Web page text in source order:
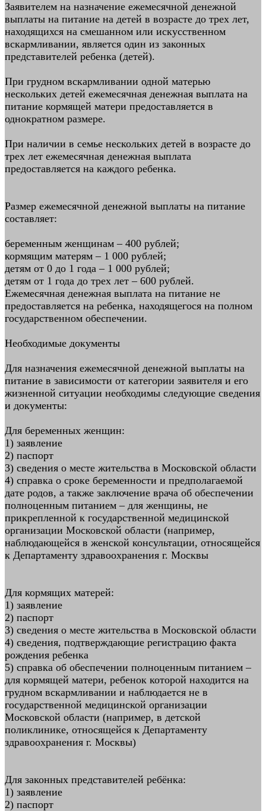
Заявителем на назначение ежемесячной денежной
выплаты на питание на детей в возрасте до трех лет,
находящихся на смешанном или искусственном
вскармливании, является один из законных
представителей ребенка (детей).
При грудном вскармливании одной матерью
нескольких детей ежемесячная денежная выплата на
питание кормящей матери предоставляется в
однократном размере.
При наличии в семье нескольких детей в возрасте до
трех лет ежемесячная денежная выплата
предоставляется на каждого ребенка.
Размер ежемесячной денежной выплаты на питание
составляет:
беременным женщинам – 400 рублей;
кормящим матерям – 1 000 рублей;
детям от 0 до 1 года – 1 000 рублей;
детям от 1 года до трех лет – 600 рублей.
Ежемесячная денежная выплата на питание не
предоставляется на ребенка, находящегося на полном
государственном обеспечении.
Необходимые документы
Для назначения ежемесячной денежной выплаты на
питание в зависимости от категории заявителя и его
жизненной ситуации необходимы следующие сведения
и документы:
Для беременных женщин:
1) заявление
2) паспорт
3) сведения о месте жительства в Московской области
4) справка о сроке беременности и предполагаемой
дате родов, а также заключение врача об обеспечении
полноценным питанием – для женщины, не
прикрепленной к государственной медицинской
организации Московской области (например,
наблюдающейся в женской консультации, относящейся
к Департаменту здравоохранения г. Москвы
Для кормящих матерей:
1) заявление
2) паспорт
3) сведения о месте жительства в Московской области
4) сведения, подтверждающие регистрацию факта
рождения ребенка
5) справка об обеспечении полноценным питанием –
для кормящей матери, ребенок которой находится на
грудном вскармливании и наблюдается не в
государственной медицинской организации
Московской области (например, в детской
поликлинике, относящейся к Департаменту
здравоохранения г. Москвы)
Для законных представителей ребёнка:
1) заявление
2) паспорт